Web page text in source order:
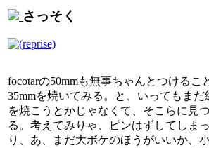
さっそく
focotarの50mmも無事ちゃんとつけるこ
35mmを焼いてみる。と、いってもま
を焼こうとかじゃなくて、そこらに見
る。考えてみりゃ、ピンはずしてしま
り、あ、まだ大ボケのほうがいいか、